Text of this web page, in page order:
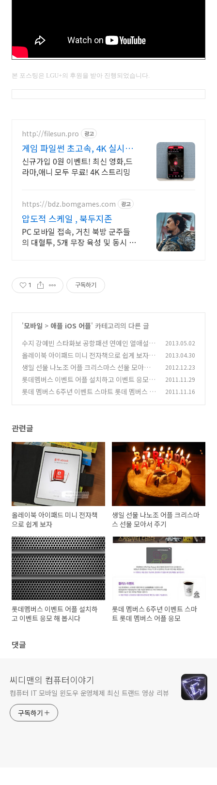
본 포스팅은 LGU+의 후원을 받아 진행되었습니다.
http://filesun.pro 광고
게임 파일썬 초고속, 4K 실시간
보기!
신규가입 0원 이벤트! 최신 영화,드
라마,애니 모두 무료! 4K 스트리밍
https://bdz.bomgames.com 광고
압도적 스케일 , 북두지존
PC 모바일 접속, 거친 북방 군주들
의 대혈투, 5개 무장 육성 및 동시 전
1 구독하기
'모바일 > 애플 iOS 어플' 카테고리의 다른 글
수지 강예빈 스타화보 공항패션 연예인 열애설 디
스패치 앱
(4)
2013.05.02
올레이북 아이패드 미니 전자책으로 쉽게 보자
(2)
2013.04.30
생일 선물 나노조 어플 크리스마스 선물 모아서
주기
(7)
2012.12.23
롯데멤버스 이벤트 어플 설치하고 이벤트 응모 해
봅시다
(4)
2011.11.29
롯데 멤버스 6주년 이벤트 스마트 롯데 멤버스 어
2011.11.16
관련글
올레이북 아이패드 미니 전자책
으로 쉽게 보자
생일 선물 나노조 어플 크리스마
스 선물 모아서 주기
롯데멤버스 이벤트 어플 설치하
고 이벤트 응모 해 봅시다
롯데 멤버스 6주년 이벤트 스마
트 롯데 멤버스 어플 응모
댓글
씨디맨의 컴퓨터이야기
컴퓨터 IT 모바일 윈도우 운영체제 최신 트랜드 영상 리뷰
구독하기